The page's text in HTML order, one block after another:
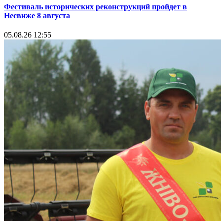
Фестиваль исторических реконструкций пройдет в
Несвиже 8 августа
05.08.26 12:55